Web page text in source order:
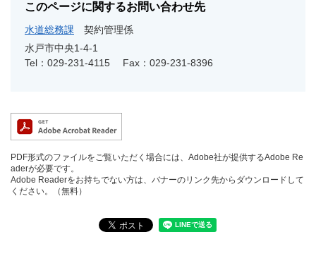
このページに関するお問い合わせ先
水道総務課
契約管理係
水戸市中央1‐4‐1
Tel：029-231-4115
Fax：029-231-8396
PDF形式のファイルをご覧いただく場合には、Adobe社が提供するAdobe Re
aderが必要です。
Adobe Readerをお持ちでない方は、バナーのリンク先からダウンロードして
ください。（無料）